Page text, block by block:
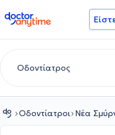
doctoranytime
Οδοντίατροι Νέα